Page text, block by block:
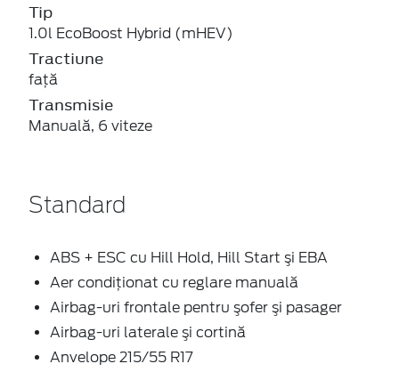
Tip
1.0l EcoBoost Hybrid (mHEV)
Tractiune
faţă
Transmisie
Manuală, 6 viteze
Standard
ABS + ESC cu Hill Hold, Hill Start şi EBA
Aer condiţionat cu reglare manuală
Airbag-uri frontale pentru şofer şi pasager
Airbag-uri laterale şi cortină
Anvelope 215/55 R17